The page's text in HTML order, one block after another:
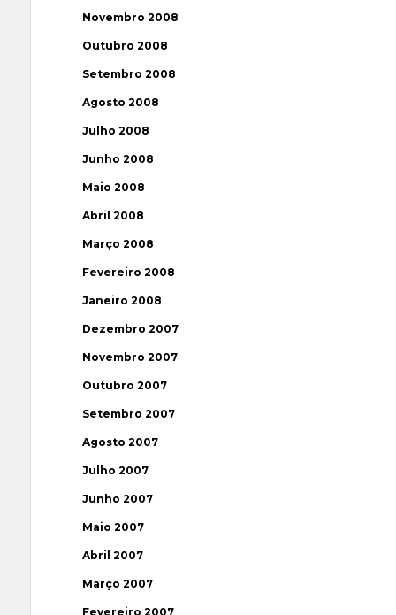
Novembro 2008
Outubro 2008
Setembro 2008
Agosto 2008
Julho 2008
Junho 2008
Maio 2008
Abril 2008
Março 2008
Fevereiro 2008
Janeiro 2008
Dezembro 2007
Novembro 2007
Outubro 2007
Setembro 2007
Agosto 2007
Julho 2007
Junho 2007
Maio 2007
Abril 2007
Março 2007
Fevereiro 2007